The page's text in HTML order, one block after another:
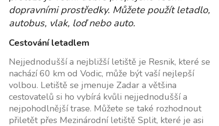
dopravními prostředky. Můžete použít letadlo,
autobus, vlak, loď nebo auto.
Cestování letadlem
Nejjednodušší a nejbližší letiště je Resnik, které se
nachází 60 km od Vodic, může být vaší nejlepší
volbou. Letiště se jmenuje Zadar a většina
cestovatelů si ho vybírá kvůli nejjednodušší a
nejpohodlnější trase. Můžete se také rozhodnout
přiletět přes Mezinárodní letiště Split, které je asi